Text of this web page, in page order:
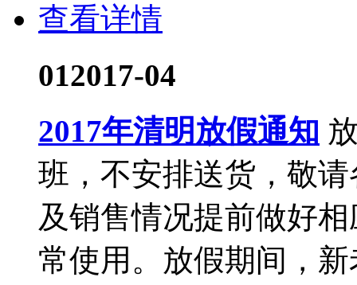
查看详情
012017-04
2017年清明放假通知
班，不安排送货，敬
及销售情况提前做好
常使用。放假期间，